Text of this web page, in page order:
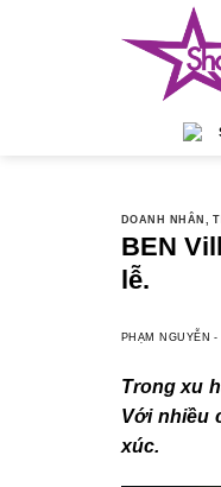
DOANH NHÂN ,
BEN
lễ.
PHẠM NGUYỄN
Trong xu
Với nhiều
xúc.